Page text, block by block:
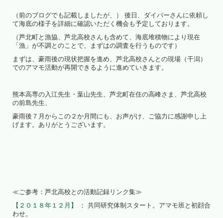
（前のブログでも記載しましたが、） 後日、ダイバーさんに依頼し
て海底の様子を詳細に確認いただく機会も予定しております。
（芦北町と漁協、芦北高校さんも含めて、海底堆積物により現在
「漁」が不調とのことで、まずはの調査を行うものです）
まずは、豪雨後の現状把握を進め、芦北高校さんとの現場（干潟）
でのアマモ活動が再開できるように進めていきます。
熊本高専の入江先生・葉山先生、芦北町在住の高峰さま、芦北高校
の前島先生、
豪雨後７月からこの２か月間にも、お声がけ、ご協力に感謝申し上
げます。ありがとうございます。
≪ご参考：芦北高校との活動記録リンク集≫
【２０１８年１２月】
： 共同研究体制スタート。アマモ班と初顔合
わせ。